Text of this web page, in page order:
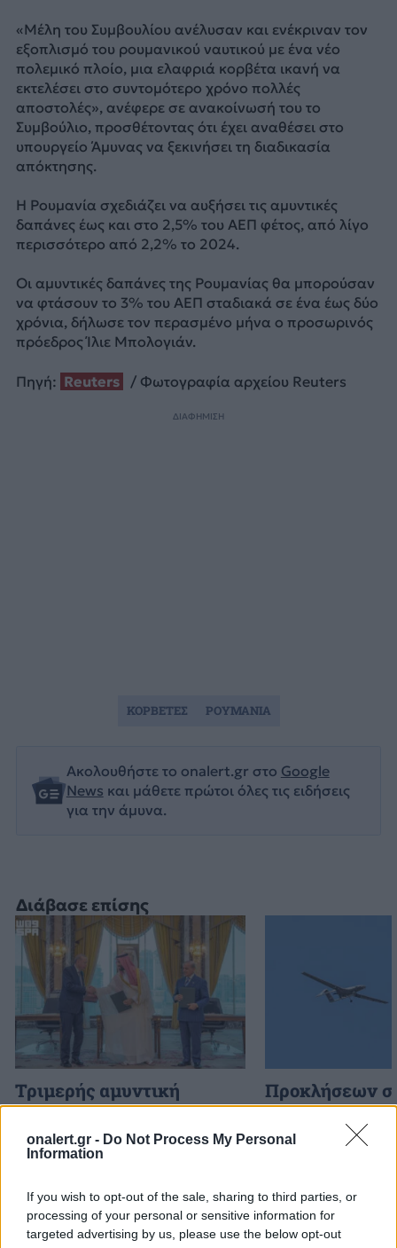
onalert.gr - Do Not Process My Personal
Information
If you wish to opt-out of the sale, sharing to third parties, or
processing of your personal or sensitive information for
targeted advertising by us, please use the below opt-out
Διάβασε επίσης
Τριμερής αμυντική
συμφωνία: Τουρκία,
Σαουδική Αραβία και
Πακιστάν ενισχύουν τους
Προκλήσεων
Αιγαίο από
8 παραβάσεις
παραβιάσεις
«Μέλη του Συμβουλίου ανέλυσαν και ενέκριναν τον
εξοπλισμό του ρουμανικού ναυτικού με ένα νέο
πολεμικό πλοίο, μια ελαφριά κορβέτα ικανή να
εκτελέσει στο συντομότερο χρόνο πολλές
αποστολές», ανέφερε σε ανακοίνωσή του το
Συμβούλιο, προσθέτοντας ότι έχει αναθέσει στο
υπουργείο Άμυνας να ξεκινήσει τη διαδικασία
απόκτησης.
Η Ρουμανία σχεδιάζει να αυξήσει τις αμυντικές
δαπάνες έως και στο 2,5% του ΑΕΠ φέτος, από λίγο
περισσότερο από 2,2% το 2024.
Οι αμυντικές δαπάνες της Ρουμανίας θα μπορούσαν
να φτάσουν το 3% του ΑΕΠ σταδιακά σε ένα έως δύο
χρόνια, δήλωσε τον περασμένο μήνα ο προσωρινός
πρόεδρος Ίλιε Μπολογιάν.
Πηγή: Reuters / Φωτογραφία αρχείου Reuters
ΔΙΑΦΗΜΙΣΗ
Ακολουθήστε το onalert.gr στο Google
News και μάθετε πρώτοι όλες τις ειδήσεις
για την άμυνα.
ΚΟΡΒΕΤΕΣ ΡΟΥΜΑΝΙΑ
ΔΙΑΦΗΜΙΣΗ